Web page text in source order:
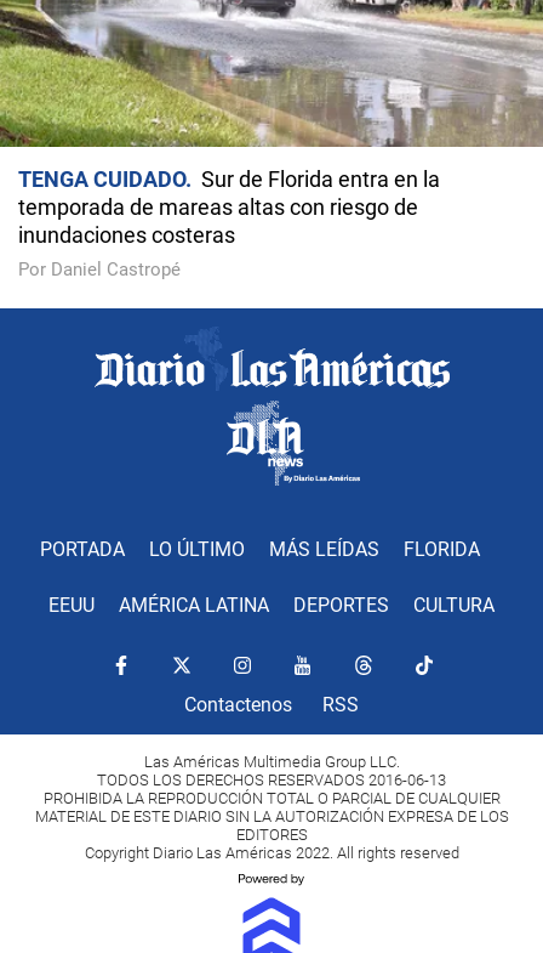
TENGA CUIDADO
Sur de Florida entra en la
temporada de mareas altas con riesgo de
inundaciones costeras
Por Daniel Castropé
PORTADA LO ÚLTIMO MÁS LEÍDAS FLORIDA
EEUU AMÉRICA LATINA DEPORTES CULTURA
Contactenos RSS
Las Américas Multimedia Group LLC.
TODOS LOS DERECHOS RESERVADOS 2016-06-13
PROHIBIDA LA REPRODUCCIÓN TOTAL O PARCIAL DE CUALQUIER
MATERIAL DE ESTE DIARIO SIN LA AUTORIZACIÓN EXPRESA DE LOS
EDITORES
Copyright Diario Las Américas 2022. All rights reserved